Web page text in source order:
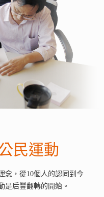
民運動
念，從10個人的認同到今
是后豐翻轉的開始。